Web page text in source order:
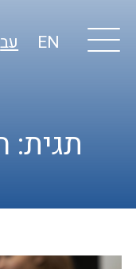
עב EN
תגית: